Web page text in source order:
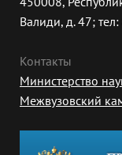
Валиди, д. 47;
Контакты
Министерство
Межвузовский